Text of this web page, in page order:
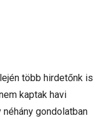
több hirdetőnk is
kaptak havi
gondolatban